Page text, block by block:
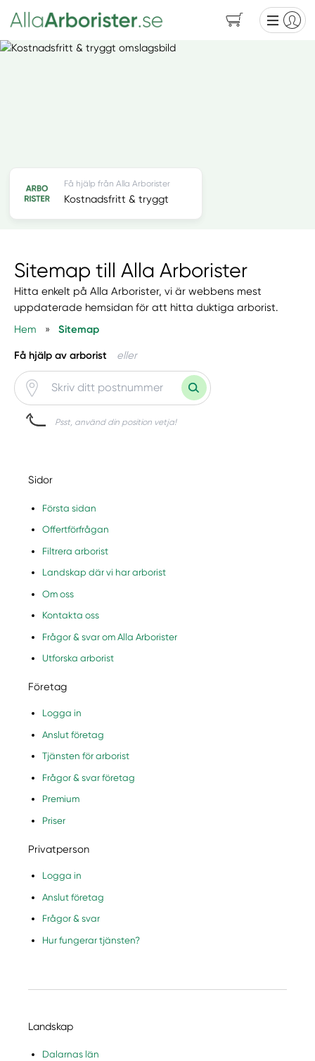
Sitemap till Alla Arborister
Hitta enkelt på Alla Arborister, vi är webbens mest
uppdaterade hemsidan för att hitta duktiga arborist.
Hem
» Sitemap
Få hjälp av arborist eller
Psst, använd din position vetja!
Få hjälp från Alla Arborister
Kostnadsfritt & tryggt
Sidor
Första sidan
Offertförfrågan
Filtrera arborist
Landskap där vi har arborist
Om oss
Kontakta oss
Frågor & svar om Alla Arborister
Utforska arborist
Företag
Logga in
Anslut företag
Tjänsten för arborist
Frågor & svar företag
Premium
Priser
Privatperson
Logga in
Anslut företag
Frågor & svar
Hur fungerar tjänsten?
Landskap
Dalarnas län